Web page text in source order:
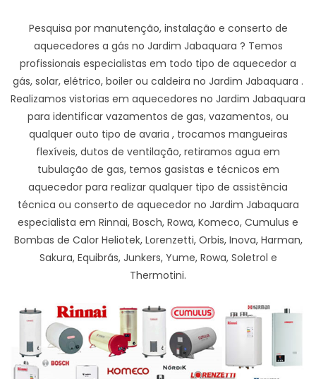
Pesquisa por manutenção, instalação e conserto de
aquecedores a gás no Jardim Jabaquara ? Temos
profissionais especialistas em todo tipo de aquecedor a
gás, solar, elétrico, boiler ou caldeira no Jardim Jabaquara .
Realizamos vistorias em aquecedores no Jardim Jabaquara
para identificar vazamentos de gas, vazamentos, ou
qualquer outo tipo de avaria , trocamos mangueiras
flexíveis, dutos de ventilação, retiramos agua em
tubulação de gas, temos gasistas e técnicos em
aquecedor para realizar qualquer tipo de assistência
técnica ou conserto de aquecedor no Jardim Jabaquara
especialista em Rinnai, Bosch, Rowa, Komeco, Cumulus e
Bombas de Calor Heliotek, Lorenzetti, Orbis, Inova, Harman,
Sakura, Equibrás, Junkers, Yume, Rowa, Soletrol e
Thermotini.